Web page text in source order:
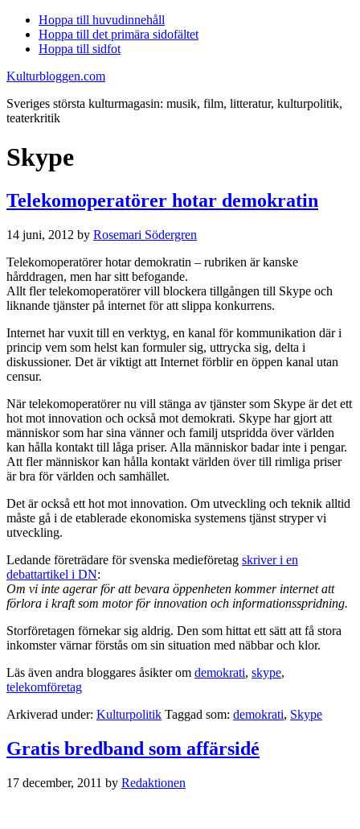
Hoppa till huvudinnehåll
Hoppa till det primära sidofältet
Hoppa till sidfot
Kulturbloggen.com
Sveriges största kulturmagasin: musik, film, litteratur, kulturpolitik,
teaterkritik
Skype
Telekomoperatörer hotar demokratin
14 juni, 2012 by Rosemari Södergren
Telekomoperatörer hotar demokratin – rubriken är kanske
hårddragen, men har sitt befogande.
Allt fler telekomoperatörer vill blockera tillgången till Skype och
liknande tjänster på internet för att slippa konkurrens.
Internet har vuxit till en verktyg, en kanal för kommunikation där i
princip vem som helst kan formuler sig, uttrycka sig, delta i
diskussioner. Det är viktigt att Internet förblir en öppen kanal utan
censur.
När telekomoperatörer nu vill stänga av tjänster som Skype är det ett
hot mot innovation och också mot demokrati. Skype har gjort att
människor som har sina vänner och familj utspridda över världen
kan hålla kontakt till låga priser. Alla människor badar inte i pengar.
Att fler människor kan hålla kontakt världen över till rimliga priser
är bra för världen och samhället.
Det är också ett hot mot innovation. Om utveckling och teknik alltid
måste gå i de etablerade ekonomiska systemens tjänst stryper vi
utveckling.
Ledande företrädare för svenska medieföretag skriver i en
debattartikel i DN:
Om vi inte agerar för att bevara öppenheten kommer internet att
förlora i kraft som motor för innovation och informationsspridning.
Storföretagen förnekar sig aldrig. Den som hittat ett sätt att få stora
inkomster värnar förstås om sin situation med näbbar och klor.
Läs även andra bloggares åsikter om demokrati, skype,
telekomföretag
Arkiverad under: Kulturpolitik Taggad som: demokrati, Skype
Gratis bredband som affärsidé
17 december, 2011 by Redaktionen